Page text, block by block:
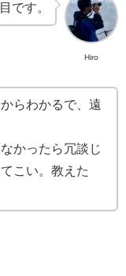
Hiro
です。
らわかるで、遠
かったら冗談じ
こい。教えた